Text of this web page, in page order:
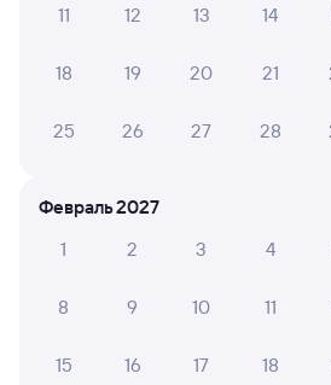
11 12 13 14
18 19 20 21
25 26 27 28
Февраль 2027
1
2 3 4
8 9 10 11
15 16 17 18